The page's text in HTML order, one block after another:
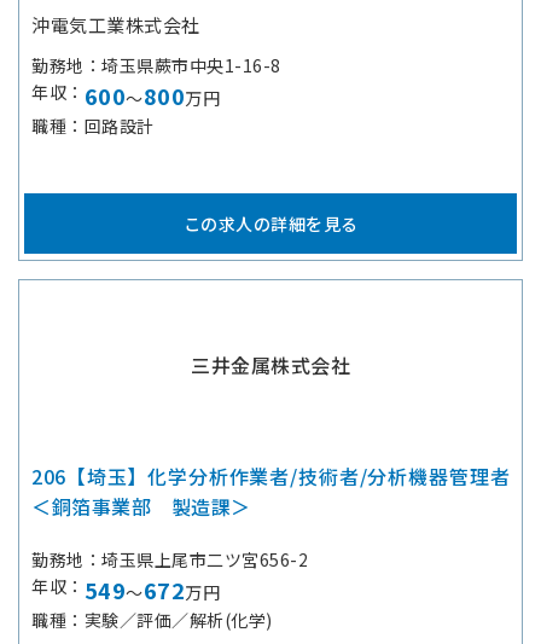
沖電気工業株式会社
勤務地
埼玉県蕨市中央1-16-8
年収
600～800万円
職種
回路設計
この求人の詳細を見る
三井金属株式会社
206【埼玉】化学分析作業者/技術者/分析機器管理者
＜銅箔事業部 製造課＞
勤務地
埼玉県上尾市二ツ宮656-2
年収
549～672万円
職種
実験／評価／解析(化学)